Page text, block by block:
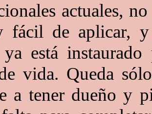
actuales,
fácil de aplicar, y
está
vida. Queda
a tener dueño y